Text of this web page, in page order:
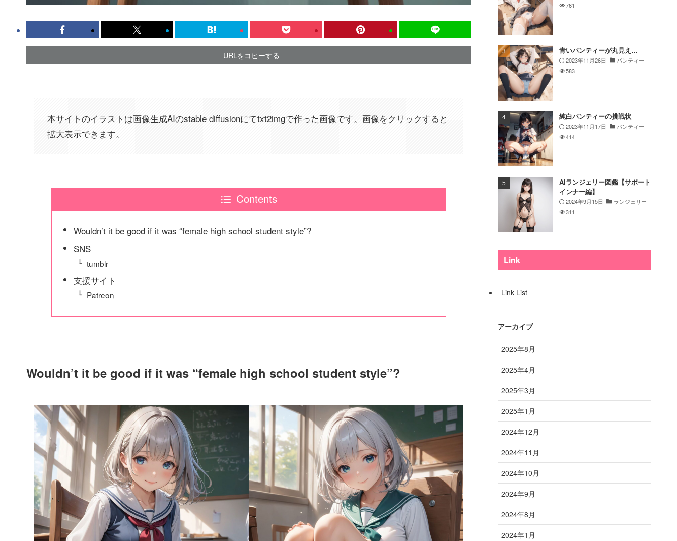
URLをコピーする
本サイトのイラストは画像生成AIのstable diffusionにてtxt2imgで作った画像です。画像をクリックすると
拡大表示できます。
Contents
Wouldn’t it be good if it was “female high school student style”?
SNS
tumblr
支援サイト
Patreon
Wouldn’t it be good if it was “female high school student style”?
761
青いパンティーが丸見え…
2023年11月26日
パンティー
583
純白パンティーの挑戦状
2023年11月17日
パンティー
414
AIランジェリー図鑑【サポート
インナー編】
2024年9月15日
ランジェリー
311
Link
Link List
アーカイブ
2025年8月
2025年4月
2025年3月
2025年1月
2024年12月
2024年11月
2024年10月
2024年9月
2024年8月
2024年1月